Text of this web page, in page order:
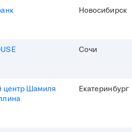
Новосибирск
Сочи
центр Шамиля
Екатеринбург